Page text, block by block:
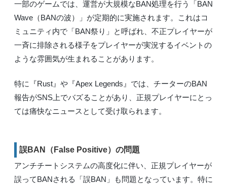
一部のゲームでは、運営が大規模なBAN処理を行う「BAN
Wave（BANの波）」が定期的に実施されます。これはコ
ミュニティ内で「BAN祭り」と呼ばれ、不正プレイヤーが
一斉に排除される様子をプレイヤーが実況するイベントの
ような雰囲気が生まれることがあります。
特に『Rust』や『Apex Legends』では、チーターのBAN
報告がSNS上でバズることがあり、正規プレイヤーにとっ
ては痛快なニュースとして受け取られます。
誤BAN（False Positive）の問題
アンチチートシステムの高度化に伴い、正規プレイヤーが
誤ってBANされる「誤BAN」も問題となっています。特に